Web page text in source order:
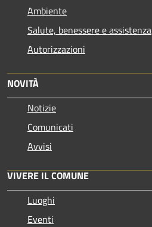
Ambiente
Salute, benessere e assistenza
Autorizzazioni
NOVITÀ
Notizie
Comunicati
Avvisi
VIVERE IL COMUNE
Luoghi
Eventi